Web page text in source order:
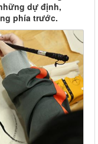
dự định,
phía trước.